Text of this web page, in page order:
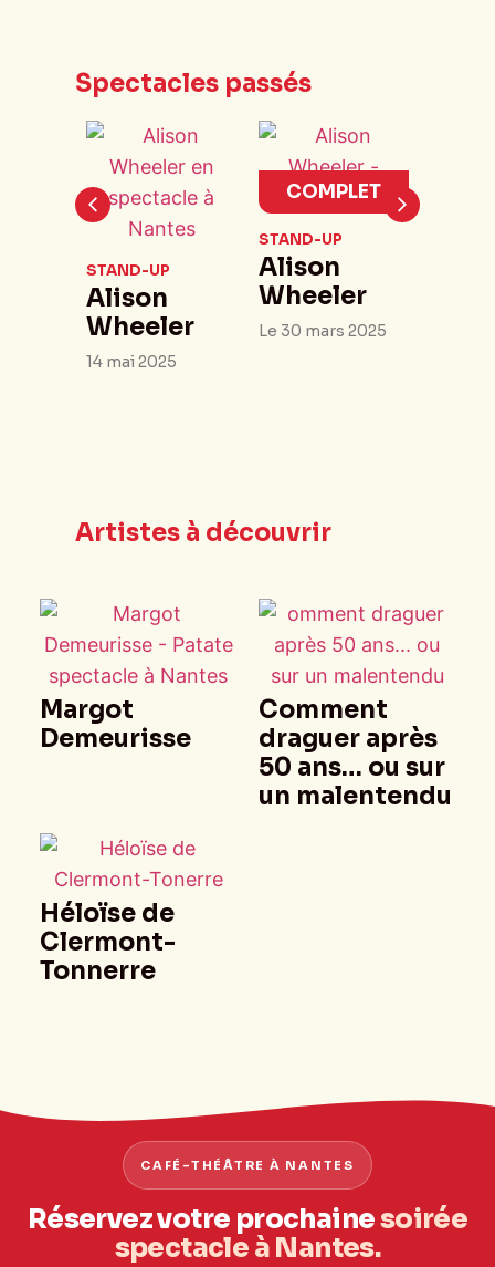
Spectacles passés
STAND-UP
Alison
Wheeler
14 mai 2025
COMPLET
STAND-UP
Alison
Wheeler
Le 30 mars 2025
Artistes à découvrir
Margot
Demeurisse
Comment
draguer après
50 ans… ou sur
un malentendu
Héloïse de
Clermont-
Tonnerre
CAFÉ-THÉÂTRE À NANTES
Réservez votre prochainesoirée
spectacle à Nantes.